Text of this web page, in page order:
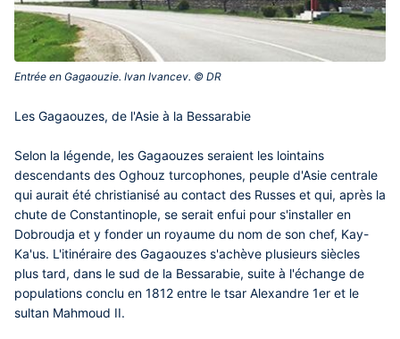
Entrée en Gagaouzie. Ivan Ivancev. © DR‎
Les Gagaouzes, de l'Asie à la Bessarabie
Selon la légende, les Gagaouzes seraient les lointains
descendants des Oghouz turcophones, peuple d'Asie centrale
qui aurait été christianisé au contact des Russes et qui, après la
chute de Constantinople, se serait enfui pour s'installer en
Dobroudja et y fonder un royaume du nom de son chef, Kay-
Ka'us. L'itinéraire des Gagaouzes s'achève plusieurs siècles
plus tard, dans le sud de la Bessarabie, suite à l'échange de
populations conclu en 1812 entre le tsar Alexandre 1er et le
sultan Mahmoud II.